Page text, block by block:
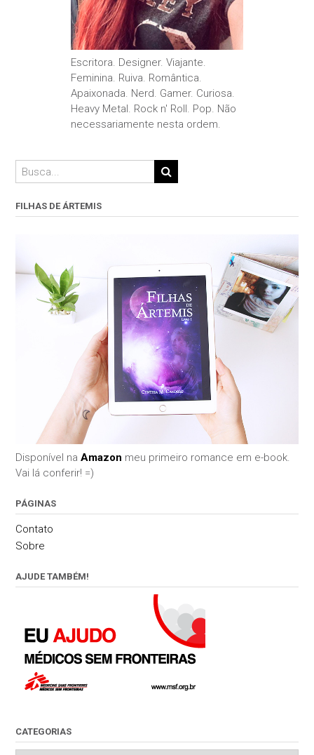
Escritora. Designer. Viajante.
Feminina. Ruiva. Romântica.
Apaixonada. Nerd. Gamer. Curiosa.
Heavy Metal. Rock n' Roll. Pop. Não
necessariamente nesta ordem.
FILHAS DE ÁRTEMIS
Disponível na Amazon meu primeiro romance em e-book.
Vai lá conferir! =)
PÁGINAS
Contato
Sobre
AJUDE TAMBÉM!
CATEGORIAS